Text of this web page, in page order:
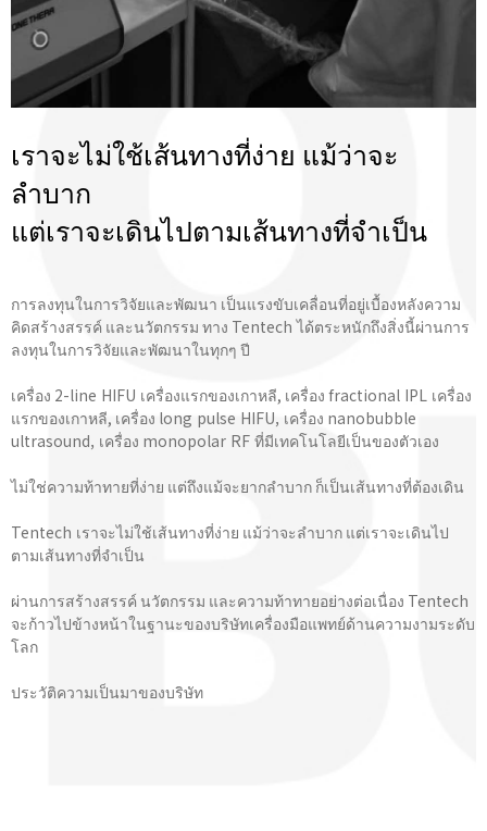
เราจะไม่ใช้เส้นทางที่ง่าย แม้ว่าจะ
ลำบาก
แต่เราจะเดินไปตามเส้นทางที่จําเป็น
การลงทุนในการวิจัยและพัฒนา เป็นแรงขับเคลื่อนที่อยู่เบื้องหลังความ
คิดสร้างสรรค์ และนวัตกรรม ทาง Tentech ได้ตระหนักถึงสิ่งนี้ผ่านการ
ลงทุนในการวิจัยและพัฒนาในทุกๆ ปี
เครื่อง 2-line HIFU เครื่องแรกของเกาหลี, เครื่อง fractional IPL เครื่อง
แรกของเกาหลี, เครื่อง long pulse HIFU, เครื่อง nanobubble
ultrasound, เครื่อง monopolar RF ที่มีเทคโนโลยีเป็นของตัวเอง
ไม่ใช่ความท้าทายที่ง่าย แต่ถึงแม้จะยากลำบาก ก็เป็นเส้นทางที่ต้องเดิน
Tentech เราจะไม่ใช้เส้นทางที่ง่าย แม้ว่าจะลำบาก แต่เราจะเดินไป
ตามเส้นทางที่จําเป็น
ผ่านการสร้างสรรค์ นวัตกรรม และความท้าทายอย่างต่อเนื่อง Tentech
จะก้าวไปข้างหน้าในฐานะของบริษัทเครื่องมือแพทย์ด้านความงามระดับ
โลก
ประวัติความเป็นมาของบริษัท